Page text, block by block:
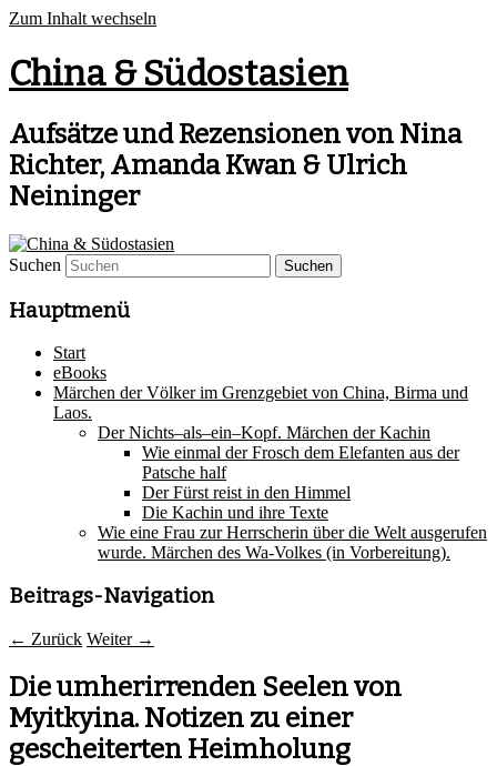
Zum Inhalt wechseln
China & Südostasien
Aufsätze und Rezensionen von Nina
Richter, Amanda Kwan & Ulrich
Neininger
Suchen
Hauptmenü
Start
eBooks
Märchen der Völker im Grenzgebiet von China, Birma und
Laos.
Der Nichts–als–ein–Kopf. Märchen der Kachin
Wie einmal der Frosch dem Elefanten aus der
Patsche half
Der Fürst reist in den Himmel
Die Kachin und ihre Texte
Wie eine Frau zur Herrscherin über die Welt ausgerufen
wurde. Märchen des Wa-Volkes (in Vorbereitung).
Beitrags-Navigation
← Zurück Weiter →
Die umherirrenden Seelen von
Myitkyina. Notizen zu einer
gescheiterten Heimholung